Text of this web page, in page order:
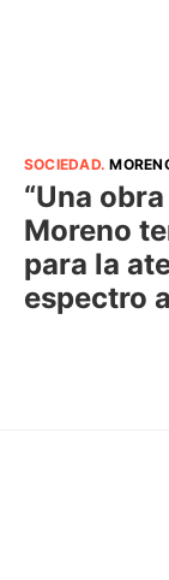
SOCIEDAD.
“Una
Moreno
para la
espectro